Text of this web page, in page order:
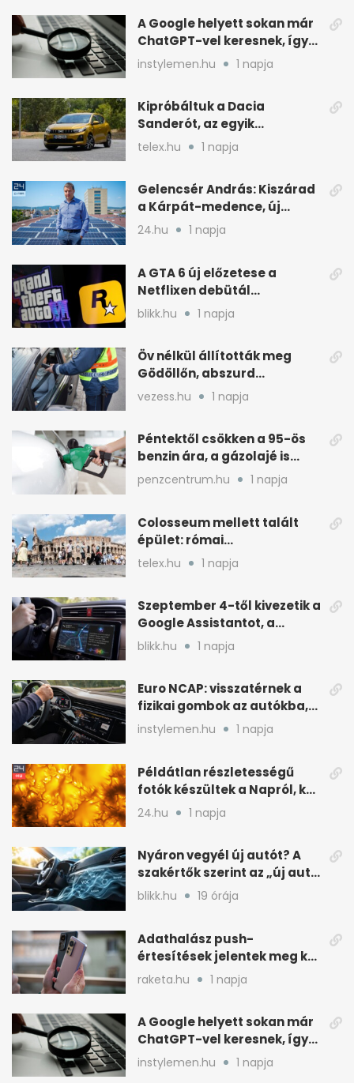
A Google helyett sokan már
ChatGPT-vel keresnek, így
változik a rutin
instylemen.hu 1 napja
Kipróbáltuk a Dacia
Sanderót, az egyik
legolcsóbb új autót
Magyarországon
telex.hu 1 napja
Gelencsér András: Kiszárad
a Kárpát-medence, új
áram- és vízdíjat javasol
24.hu 1 napja
A GTA 6 új előzetese a
Netflixen debütál
augusztus 27-én
blikk.hu 1 napja
Öv nélkül állították meg
Gödöllőn, abszurd
fordulatok jöttek
vezess.hu 1 napja
Péntektől csökken a 95-ös
benzin ára, a gázolajé is
mérséklődik
penzcentrum.hu 1 napja
Colosseum mellett talált
épület: római
tűzoltólaktanya vagy
patríciusház?
telex.hu 1 napja
Szeptember 4-től kivezetik a
Google Assistantot, a
Gemini váltja mobilon is
blikk.hu 1 napja
Euro NCAP: visszatérnek a
fizikai gombok az autókba,
kevesebb nyomkodással
instylemen.hu 1 napja
Példátlan részletességű
fotók készültek a Napról, két
rejtély is tisztulhat
24.hu 1 napja
Nyáron vegyél új autót? A
szakértők szerint az „új autó
illat” miatt
blikk.hu 19 órája
Adathalász push-
értesítések jelentek meg két
Xiaomi gyári böngészőjében
raketa.hu 1 napja
A Google helyett sokan már
ChatGPT-vel keresnek, így
változik a rutin
instylemen.hu 1 napja